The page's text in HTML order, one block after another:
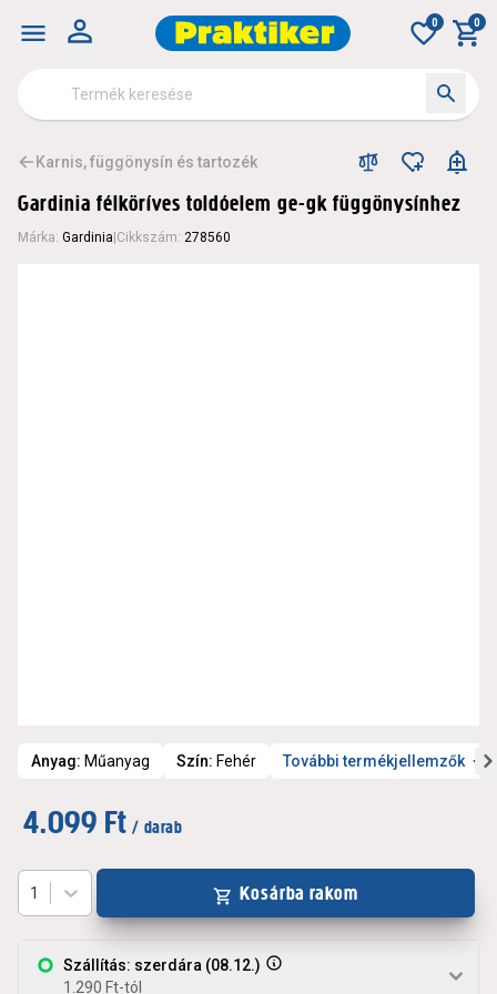
0 0
Karnis, függönysín és tartozék
Gardinia félköríves toldóelem ge-gk függönysínhez
Márka: Gardinia Cikkszám: 278560
Anyag: Műanyag Szín: Fehér További termékjellemzők
4.099 Ft / darab
Szállítás: szerdára (08.12.)
1.290 Ft-tól
1 Kosárba rakom